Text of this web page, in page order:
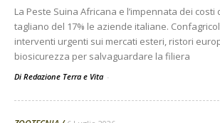
La Peste Suina Africana e l’impennata dei
tagliano del 17% le aziende italiane.
interventi urgenti sui mercati esteri, ristori
biosicurezza per salvaguardare la filiera
Di Redazione Terra e Vita -